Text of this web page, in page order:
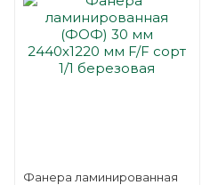
Фанера ламинированная